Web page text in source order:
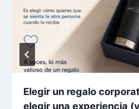
Elegir un regalo
elegir una experiencia